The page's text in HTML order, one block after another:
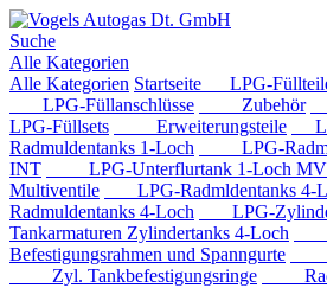
Suche
Alle Kategorien
Alle Kategorien Startseite LPG-
LPG-Füllanschlüsse
Zubehör
LPG-Füllsets
Erweiterungsteile
Radmuldentanks 1-Loch
LPG-
INT
LPG-Unterflurtank 1-Loch MV
Multiventile
LPG-Radmldentanks 4-
Radmuldentanks 4-Loch
LPG-
Tankarmaturen Zylindertanks 4-Loch
Befestigungsrahmen und Spanngurte
Zyl. Tankbefestigungsringe